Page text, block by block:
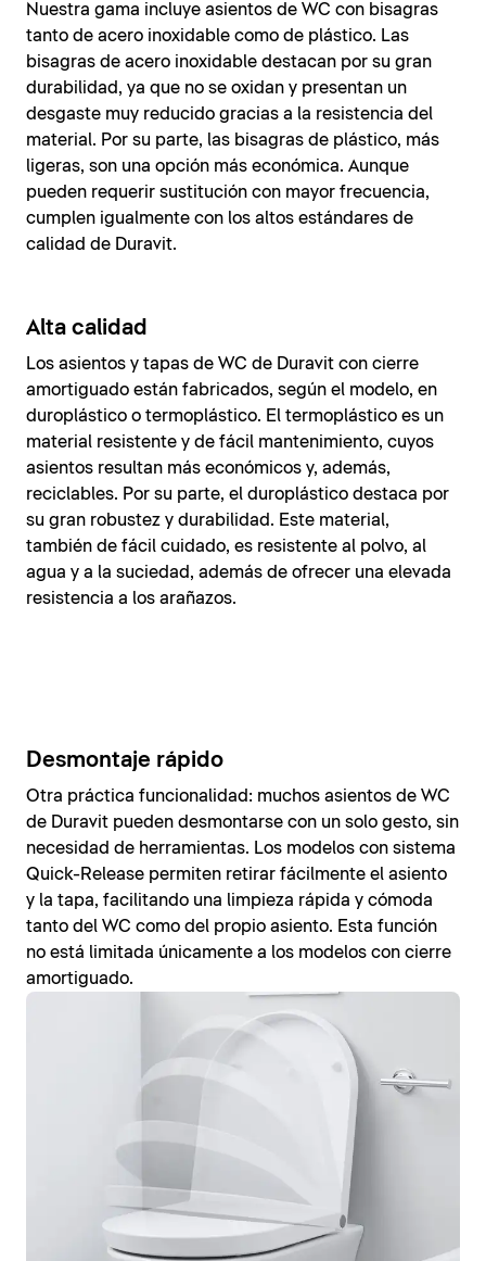
Nuestra gama incluye asientos de WC con bisagras
tanto de acero inoxidable como de plástico. Las
bisagras de acero inoxidable destacan por su gran
durabilidad, ya que no se oxidan y presentan un
desgaste muy reducido gracias a la resistencia del
material. Por su parte, las bisagras de plástico, más
ligeras, son una opción más económica. Aunque
pueden requerir sustitución con mayor frecuencia,
cumplen igualmente con los altos estándares de
calidad de Duravit.
Alta calidad
Los asientos y tapas de WC de Duravit con cierre
amortiguado están fabricados, según el modelo, en
duroplástico o termoplástico. El termoplástico es un
material resistente y de fácil mantenimiento, cuyos
asientos resultan más económicos y, además,
reciclables. Por su parte, el duroplástico destaca por
su gran robustez y durabilidad. Este material,
también de fácil cuidado, es resistente al polvo, al
agua y a la suciedad, además de ofrecer una elevada
resistencia a los arañazos.
Desmontaje rápido
Otra práctica funcionalidad: muchos asientos de WC
de Duravit pueden desmontarse con un solo gesto, sin
necesidad de herramientas. Los modelos con sistema
Quick-Release permiten retirar fácilmente el asiento
y la tapa, facilitando una limpieza rápida y cómoda
tanto del WC como del propio asiento. Esta función
no está limitada únicamente a los modelos con cierre
amortiguado.